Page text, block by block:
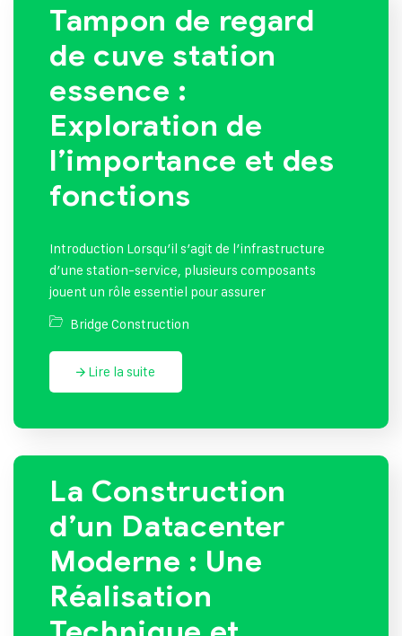
Tampon de regard
de cuve station
essence :
Exploration de
l’importance et des
fonctions
Introduction Lorsqu’il s’agit de l’infrastructure
d’une station-service, plusieurs composants
jouent un rôle essentiel pour assurer
Bridge Construction
Lire la suite
La Construction
d’un Datacenter
Moderne : Une
Réalisation